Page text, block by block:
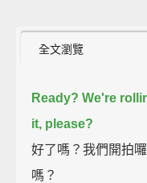
全文瀏覽
Ready? We're
it, please?
好了嗎？我們開拍
嗎？